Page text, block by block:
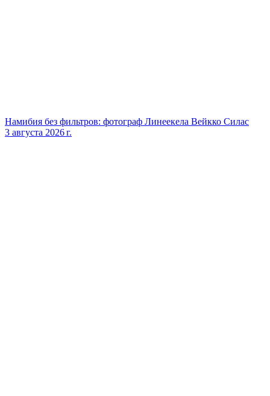
Намибия без фильтров: фотограф Линеекела Вейкко Силас
3 августа 2026 г.